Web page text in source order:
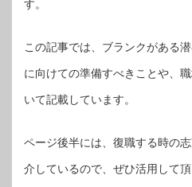
す。
この記事では、ブランクがある
に向けての準備すべきことや、
いて記載しています。
ページ後半には、復職する時の
介しているので、ぜひ活用して頂